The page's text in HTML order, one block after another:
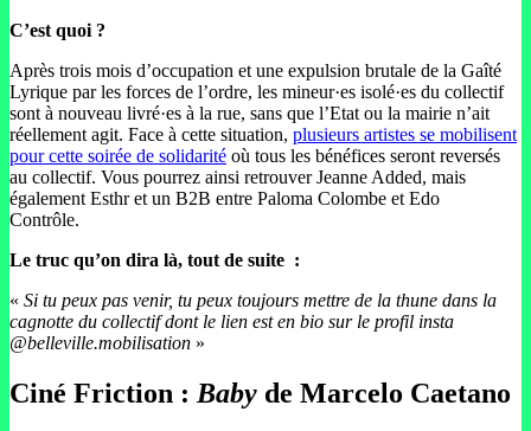
C’est quoi ?
Après trois mois d’occupation et une expulsion brutale de la Gaîté
Lyrique par les forces de l’ordre, les mineur·es isolé·es du collectif
sont à nouveau livré·es à la rue, sans que l’Etat ou la mairie n’ait
réellement agit. Face à cette situation, plusieurs artistes se mobilisent
pour cette soirée de solidarité où tous les bénéfices seront reversés
au collectif. Vous pourrez ainsi retrouver Jeanne Added, mais
également Esthr et un B2B entre Paloma Colombe et Edo
Contrôle.
Le truc qu’on dira là, tout de suite :
« Si tu peux pas venir, tu peux toujours mettre de la thune dans la
cagnotte du collectif dont le lien est en bio sur le profil insta
@belleville.mobilisation »
Ciné Friction : Baby de Marcelo Caetano